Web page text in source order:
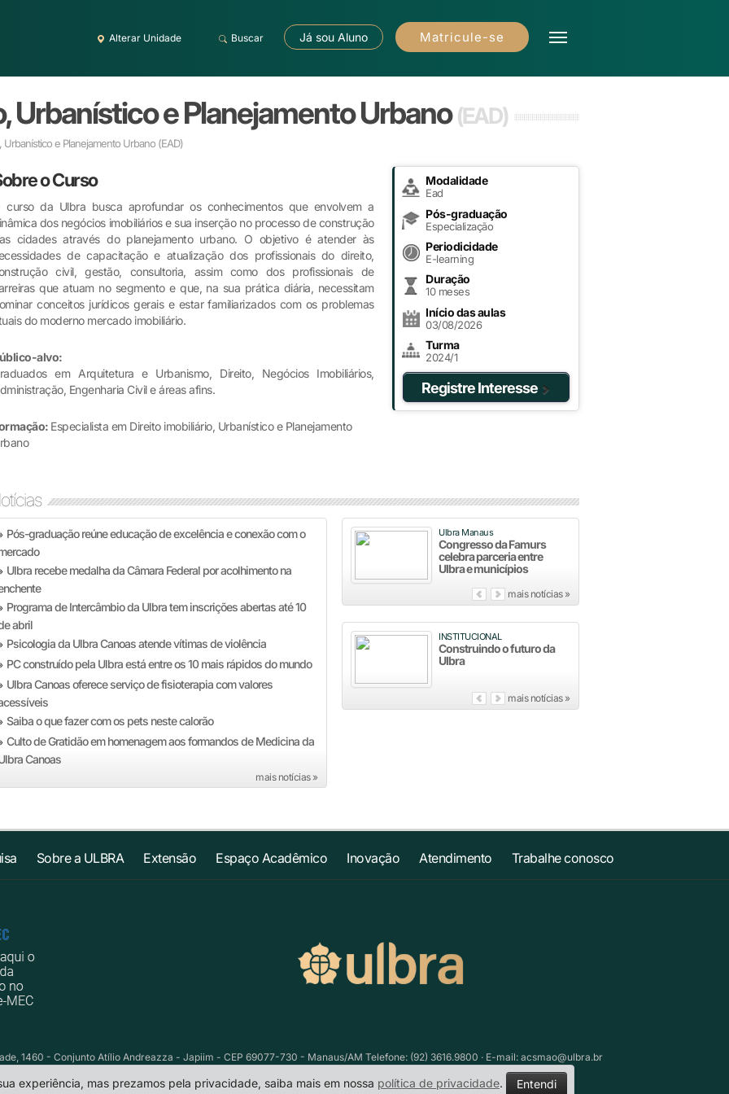
Alterar Unidade Buscar Já sou Aluno Matricule-se
Urbanístico e Planejamento Urbano(EAD)
Urbanístico e Planejamento Urbano (EAD)
o Curso
curso da Ulbra busca aprofundar os conhecimentos que envolvem a
dos negócios imobiliários e sua inserção no processo de construção
cidades através do planejamento urbano. O objetivo é atender às
de capacitação e atualização dos profissionais do direito,
civil, gestão, consultoria, assim como dos profissionais de
que atuam no segmento e que, na sua prática diária, necessitam
conceitos jurídicos gerais e estar familiarizados com os problemas
do moderno mercado imobiliário.
alvo:
em Arquitetura e Urbanismo, Direito, Negócios Imobiliários,
Engenharia Civil e áreas afins.
Especialista em Direito imobiliário, Urbanístico e Planejamento
Modalidade
Ead
Pós-graduação
Especialização
Periodicidade
E-learning
Duração
10 meses
Início das aulas
03/08/2026
Turma
2024/1
Registre Interesse
Pós-graduação reúne educação de excelência e conexão com o
Ulbra recebe medalha da Câmara Federal por acolhimento na
Programa de Intercâmbio da Ulbra tem inscrições abertas até 10
abril
Psicologia da Ulbra Canoas atende vítimas de violência
PC construído pela Ulbra está entre os 10 mais rápidos do mundo
Ulbra Canoas oferece serviço de fisioterapia com valores
Saiba o que fazer com os pets neste calorão
Culto de Gratidão em homenagem aos formandos de Medicina da
Canoas
mais notícias »
Ulbra Manaus
Congresso da Famurs
celebra parceria entre
Ulbra e municípios
mais notícias »
INSTITUCIONAL
Construindo o futuro da
Ulbra
mais notícias »
Sobre a ULBRA Extensão Espaço Acadêmico Inovação Atendimento Trabalhe conosco
1460 - Conjunto Atílio Andreazza - Japiim - CEP 69077-730 - Manaus/AM Telefone: (92) 3616.9800 · E-mail: acsmao@ulbra.br
experiência, mas prezamos pela privacidade, saiba mais em nossa política de privacidade. Entendi